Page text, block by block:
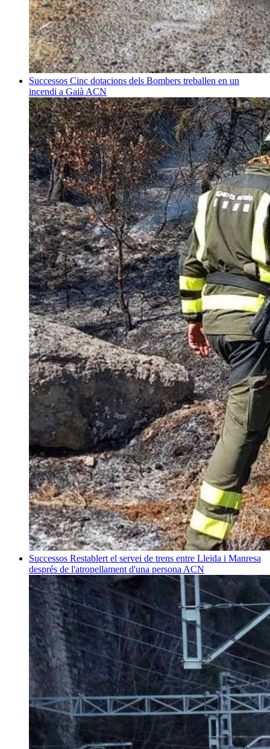
Successos Cinc dotacions dels Bombers treballen en un
incendi a Gaià ACN
Successos Restablert el servei de trens entre Lleida i Manresa
després de l'atropellament d'una persona ACN